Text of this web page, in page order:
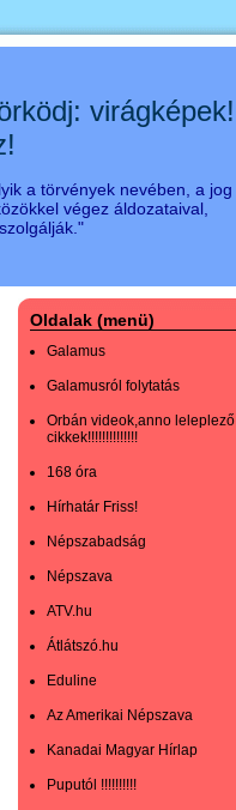
virágképek!
a törvények nevében, a jog
végez áldozataival,
Oldalak (menü)
Galamus
Galamusról folytatás
Orbán videok,anno leleplező
cikkek!!!!!!!!!!!!!!
168 óra
Hírhatár Friss!
Népszabadság
Népszava
ATV.hu
Átlátszó.hu
Eduline
Az Amerikai Népszava
Kanadai Magyar Hírlap
Puputól !!!!!!!!!!